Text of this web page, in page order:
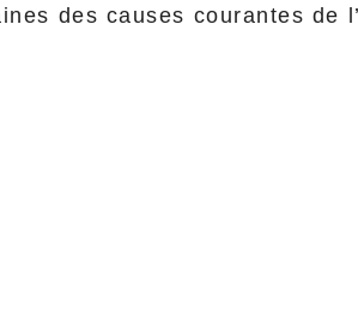
des causes courantes de